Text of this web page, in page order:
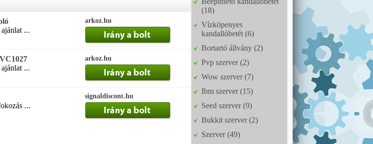
...
arkoz.hu
...
arkoz.hu
...
signaldiscont.hu
(18)
Vízköpenyes
kandallóbetét (6)
Bortartó állvány (2)
Pvp szerver (2)
Wow szerver (7)
Ibm szerver (15)
Seed szerver (9)
Bukkit szerver (2)
Szerver (49)